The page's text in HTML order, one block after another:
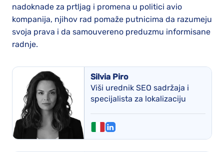
nadoknade za prtljag i promena u politici avio
kompanija, njihov rad pomaže putnicima da razumeju
svoja prava i da samouvereno preduzmu informisane
radnje.
Silvia Piro
Viši urednik SEO sadržaja i
specijalista za lokalizaciju